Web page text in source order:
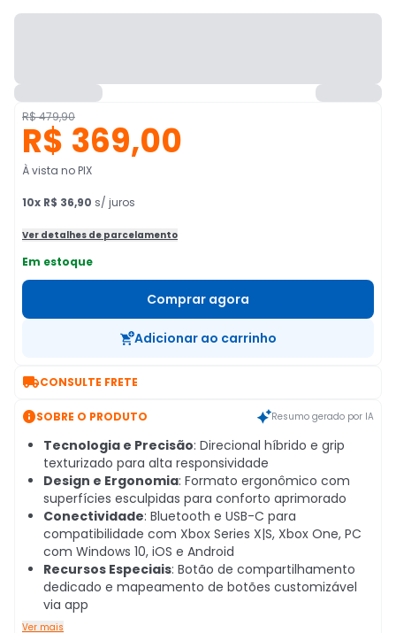
R$ 479,90
R$ 369,00
À vista no PIX
10x R$ 36,90 s/ juros
Ver detalhes de parcelamento
Em estoque
Comprar agora
Adicionar ao carrinho
CONSULTE FRETE
SOBRE O PRODUTO Resumo gerado por IA
Tecnologia e Precisão: Direcional híbrido e grip
texturizado para alta responsividade
Design e Ergonomia: Formato ergonômico com
superfícies esculpidas para conforto aprimorado
Conectividade: Bluetooth e USB-C para
compatibilidade com Xbox Series X|S, Xbox One, PC
com Windows 10, iOS e Android
Recursos Especiais: Botão de compartilhamento
dedicado e mapeamento de botões customizável
via app
Ver mais